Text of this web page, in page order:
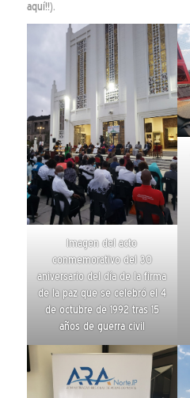
aquí!!).
Imagen del acto
conmemorativo del 30
aniversario deldía de la firma
de la pazque se celebró el 4
de octubre de 1992 tras 15
años de guerra civil